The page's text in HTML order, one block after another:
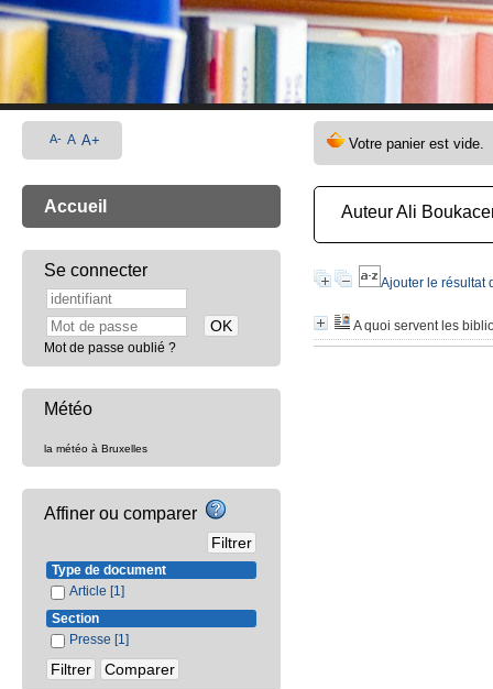
Auteur Ali
Ajouter le résultat
A quoi servent les
A- A A+
Accueil
Se connecter
Mot de passe oublié ?
Météo
la météo à Bruxelles
Affiner ou comparer
Type de document
Article [1]
Section
Presse [1]